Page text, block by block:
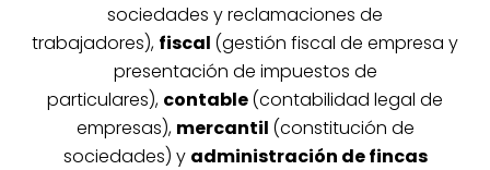
sociedades y reclamaciones de
trabajadores), fiscal (gestión fiscal de empresa y
presentación de impuestos de
particulares), contable(contabilidad legal de
empresas), mercantil (constitución de
sociedades) y administración de fincas